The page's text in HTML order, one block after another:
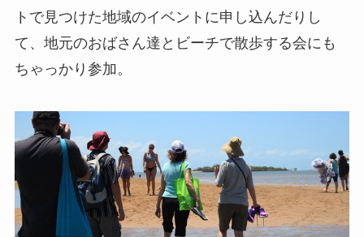
トで見つけた地域のイベントに申し込んだりし
て、地元のおばさん達とビーチで散歩する会にも
ちゃっかり参加。